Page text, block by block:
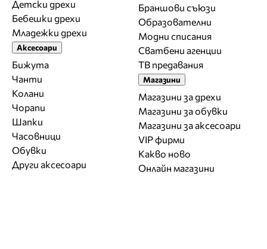
Детски дрехи
Бебешки дрехи
Младежки дрехи
Аксесоари
Бижута
Чанти
Колани
Чорапи
Шапки
Часовници
Обувки
Други аксесоари
Браншови съюзи
Образователни
Модни списания
Сватбени агенции
ТВ предавания
Магазини
Магазини за дрехи
Магазини за обувки
Магазини за aксесоари
VIP фирми
Какво ново
Онлайн магазини